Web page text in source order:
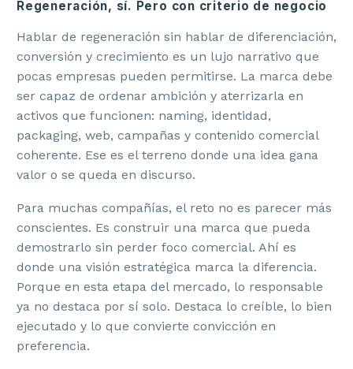
Regeneración, sí. Pero con criterio de negocio
Hablar de regeneración sin hablar de diferenciación,
conversión y crecimiento es un lujo narrativo que
pocas empresas pueden permitirse. La marca debe
ser capaz de ordenar ambición y aterrizarla en
activos que funcionen: naming, identidad,
packaging, web, campañas y contenido comercial
coherente. Ese es el terreno donde una idea gana
valor o se queda en discurso.
Para muchas compañías, el reto no es parecer más
conscientes. Es construir una marca que pueda
demostrarlo sin perder foco comercial. Ahí es
donde una visión estratégica marca la diferencia.
Porque en esta etapa del mercado, lo responsable
ya no destaca por sí solo. Destaca lo creíble, lo bien
ejecutado y lo que convierte convicción en
preferencia.